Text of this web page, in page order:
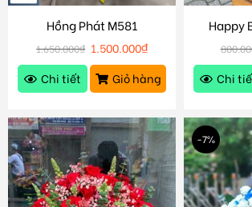
Hồng Phát M581
1.650.000₫ 1.500.000₫
Chi tiết
Giỏ hàng
Happy
Chi
-7%